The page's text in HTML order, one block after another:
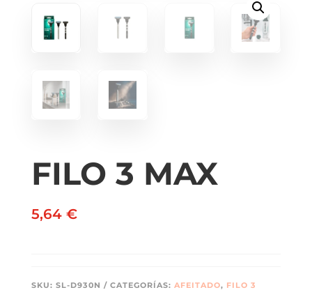
FILO 3 MAX
5,64 €
SKU: SL-D930N CATEGORÍAS: AFEITADO, FILO 3